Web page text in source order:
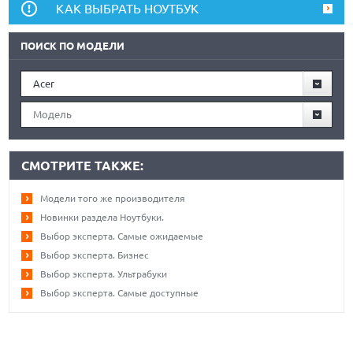
КАК ВЫБРАТЬ НОУТБУК
ПОИСК ПО МОДЕЛИ
Acer
Модель
СМОТРИТЕ ТАКЖЕ:
Модели того же производителя
Новинки раздела Ноутбуки.
Выбор эксперта. Самые ожидаемые
Выбор эксперта. Бизнес
Выбор эксперта. Ультрабуки
Выбор эксперта. Самые доступные